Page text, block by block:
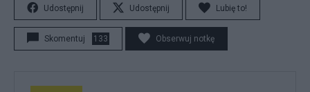
Udostępnij Udostępnij Lubię to!
Skomentuj 133 Obserwuj notkę